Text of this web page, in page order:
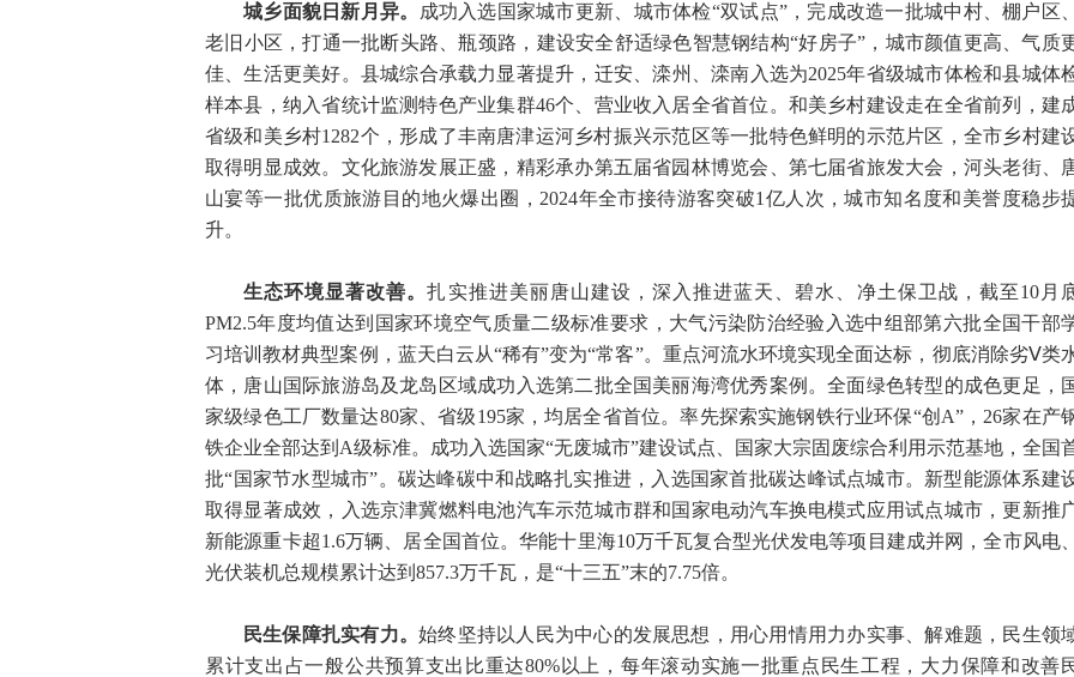
城乡面貌日新月异。
成功入选国家城市更新、城市体检“双试点”，完成改造一批城中村、棚户区、
老旧小区，打通一批断头路、瓶颈路，建设安全舒适绿色智慧钢结构“好房子”，城市颜值更高、气质
佳、生活更美好。县城综合承载力显著提升，迁安、滦州、滦南入选为2025年省级城市体检和县城体
样本县，纳入省统计监测特色产业集群46个、营业收入居全省首位。和美乡村建设走在全省前列，建
省级和美乡村1282个，形成了丰南唐津运河乡村振兴示范区等一批特色鲜明的示范片区，全市乡村建
取得明显成效。文化旅游发展正盛，精彩承办第五届省园林博览会、第七届省旅发大会，河头老街、
山宴等一批优质旅游目的地火爆出圈，2024年全市接待游客突破1亿人次，城市知名度和美誉度稳步
升。
生态环境显著改善。扎实推进美丽唐山建设，深入推进蓝天、碧水、净土保卫战，截至10月
PM2.5年度均值达到国家环境空气质量二级标准要求，大气污染防治经验入选中组部第六批全国干部
习培训教材典型案例，蓝天白云从“稀有”变为“常客”。重点河流水环境实现全面达标，彻底消除劣Ⅴ类
体，唐山国际旅游岛及龙岛区域成功入选第二批全国美丽海湾优秀案例。全面绿色转型的成色更足，
家级绿色工厂数量达80家、省级195家，均居全省首位。率先探索实施钢铁行业环保“创A”，26家在产
铁企业全部达到A级标准。成功入选国家“无废城市”建设试点、国家大宗固废综合利用示范基地，全国
批“国家节水型城市”。碳达峰碳中和战略扎实推进，入选国家首批碳达峰试点城市。新型能源体系建
取得显著成效，入选京津冀燃料电池汽车示范城市群和国家电动汽车换电模式应用试点城市，更新推
新能源重卡超1.6万辆、居全国首位。华能十里海10万千瓦复合型光伏发电等项目建成并网，全市风电、
光伏装机总规模累计达到857.3万千瓦，是“十三五”末的7.75倍。
民生保障扎实有力。始终坚持以人民为中心的发展思想，用心用情用力办实事、解难题，民生领
累计支出占一般公共预算支出比重达80%以上，每年滚动实施一批重点民生工程，大力保障和改善